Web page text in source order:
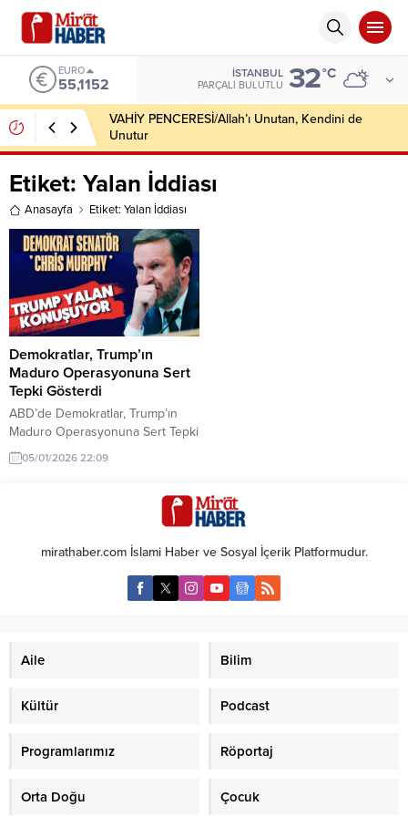
EURO
55,1152
İSTANBUL
PARÇALI BULUTLU 32°C
VAHİY PENCERESİ/Allah’ı Unutan, Kendini de
Unutur
Etiket: Yalan İddiası
Anasayfa Etiket: Yalan İddiası
Demokratlar, Trump’ın
Maduro Operasyonuna Sert
Tepki Gösterdi
ABD’de Demokratlar, Trump’ın
Maduro Operasyonuna Sert Tepki
Gösterdi ABD Başkanı Donald
Trump’ın talimatıyla
operasyonla Venezuela Devlet
Başkanı Nicolás Maduro ve eşi
Cilia Flores’in yakalanarak New
York’a getirilmesi, ABD’de siyasi
tartışmaları alevlendirdi. Demokrat
Parti üyeleri, operasyonu
Cumhuriyetçiler büyük ölçüde...
05/01/2026 22:09
mirathaber.com İslami Haber ve Sosyal İçerik Platformudur.
Aile Bilim
Kültür Podcast
Programlarımız Röportaj
Orta Doğu Çocuk